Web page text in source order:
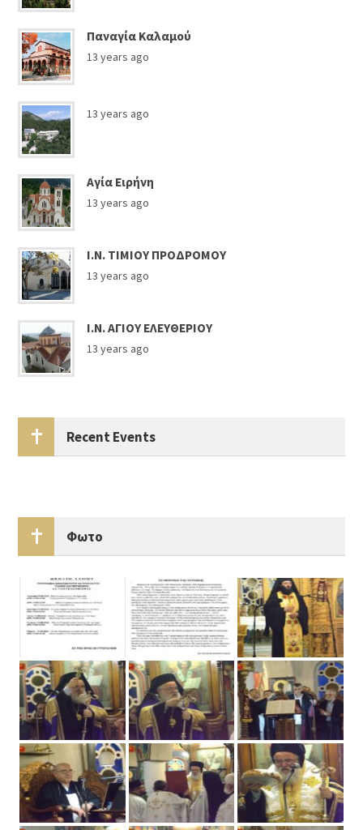
Παναγία Καλαμού
13 years ago
13 years ago
Αγία Ειρήνη
13 years ago
Ι.Ν. ΤΙΜΙΟΥ ΠΡΟΔΡΟΜΟΥ
13 years ago
Ι.Ν. ΑΓΙΟΥ ΕΛΕΥΘΕΡΙΟΥ
13 years ago
Recent Events
Φωτο